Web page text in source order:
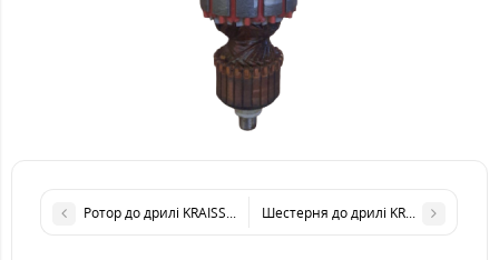
Ротор до дрилі KRAISSMANN 1100 DBH 13Шестерня до дрилі KRAISSMANN